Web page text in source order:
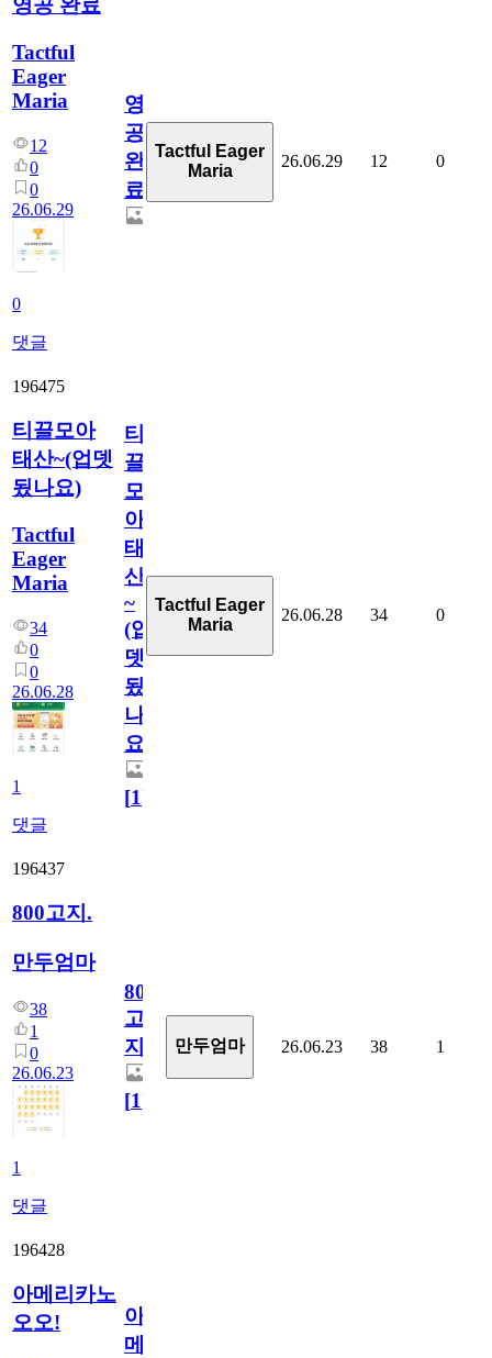
영공 완료
Tactful
Eager
Maria
12
0
0
26.06.29
0
댓글
영
공
완
료
Tactful Eager
Maria
26.06.29 12 0
196475
티끌모아
태산~(업뎃
됬나요)
Tactful
Eager
Maria
34
0
0
26.06.28
1
댓글
티
끌
모
아
태
산
~
(업
뎃
됬
나
요)
[1]
Tactful Eager
Maria
26.06.28 34 0
196437
800고지.
만두엄마
38
1
0
26.06.23
1
댓글
800
고
지.
[1]
만두엄마 26.06.23 38 1
196428
아메리카노
오오!
아
메